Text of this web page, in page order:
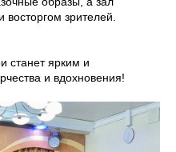
зрителей.
станет ярким и
и вдохновения!